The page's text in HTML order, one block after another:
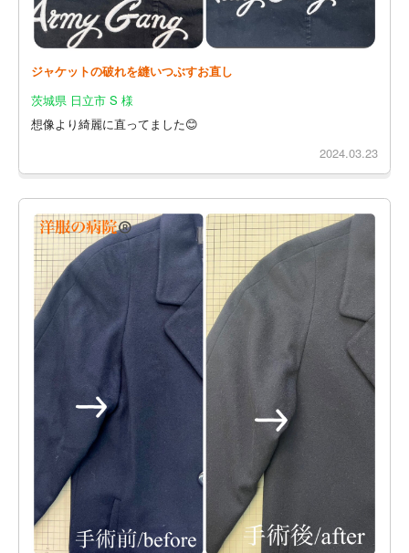
ジャケットの破れを縫いつぶすお直し
茨城県 日立市 S 様
想像より綺麗に直ってました😊
2024.03.23